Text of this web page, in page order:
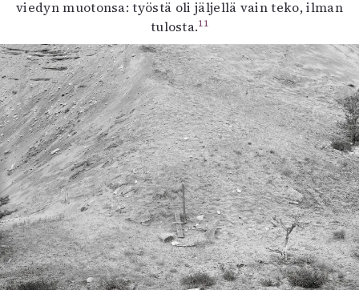
viedyn muotonsa: työstä oli jäljellä vain teko, ilman
tulosta.11